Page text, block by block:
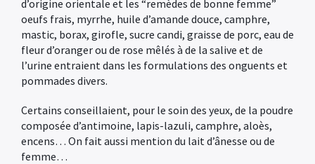
d’origine orientale et les “remèdes de bonne femme”
oeufs frais, myrrhe, huile d’amande douce, camphre,
mastic, borax, girofle, sucre candi, graisse de porc, eau de
fleur d’oranger ou de rose mêlés à de la salive et de
l’urine entraient dans les formulations des onguents et
pommades divers.
Certains conseillaient, pour le soin des yeux, de la poudre
composée d’antimoine, lapis-lazuli, camphre, aloès,
encens… On fait aussi mention du lait d’ânesse ou de
femme…